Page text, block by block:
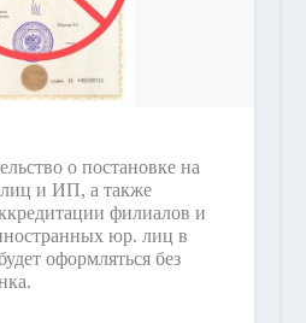
о постановке на
и ИП, а также
филиалов и
юр. лиц в
оформляться без